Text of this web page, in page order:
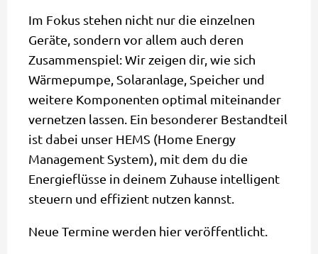
Im Fokus stehen nicht nur die einzelnen
Geräte, sondern vor allem auch deren
Zusammenspiel: Wir zeigen dir, wie sich
Wärmepumpe, Solaranlage, Speicher und
weitere Komponenten optimal miteinander
vernetzen lassen. Ein besonderer Bestandteil
ist dabei unser HEMS (Home Energy
Management System), mit dem du die
Energieflüsse in deinem Zuhause intelligent
steuern und effizient nutzen kannst.
Neue Termine werden hier veröffentlicht.